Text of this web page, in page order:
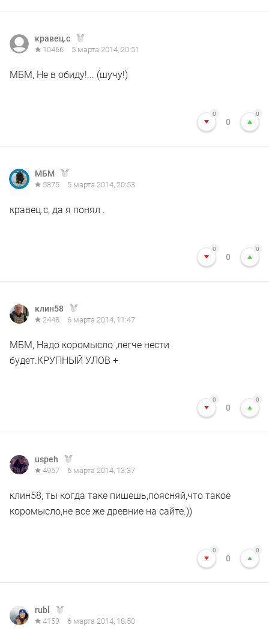
кравец.с
10466 5 марта 2014, 20:51
МБМ, Не в обиду!... (шучу!)
0
0
0
МБМ
5875 5 марта 2014, 20:53
кравец.с, да я понял .
0
0
0
клин58
2448 6 марта 2014, 11:47
МБМ, Надо коромысло ,легче нести
будет.КРУПНЫЙ УЛОВ +
0
0
0
uspeh
4957 6 марта 2014, 13:37
клин58, ты когда таке пишешь,поясняй,что такое
коромысло,не все же древние на сайте.))
0
0
0
rubl
4153 6 марта 2014, 18:50